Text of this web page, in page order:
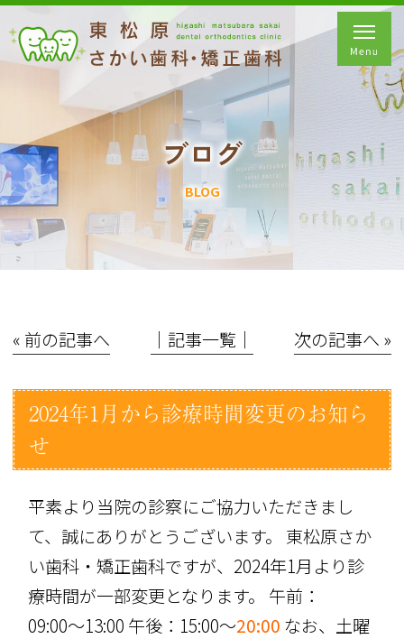
ブログ
BLOG
« 前の記事へ │記事一覧│ 次の記事へ »
2024年1月から診療時間変更のお知ら
せ
平素より当院の診察にご協力いただきまし
て、誠にありがとうございます。 東松原さか
い歯科・矯正歯科ですが、2024年1月より診
療時間が一部変更となります。 午前：
09:00〜13:00 午後：15:00～20:00 なお、土曜